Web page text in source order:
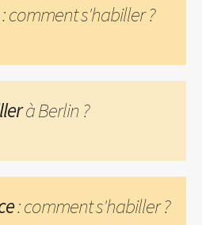
: comment s'habiller ?
à Berlin ?
: comment s'habiller ?